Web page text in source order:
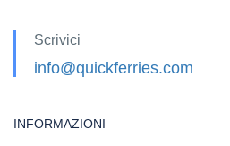
Scrivici
info@quickferries.com
INFORMAZIONI